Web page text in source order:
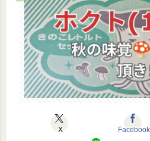
X Facebook